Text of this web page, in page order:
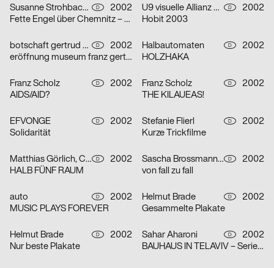
Susanne Strohbach, Ralf Wolfermann D
2002
Fette Engel über Chemnitz – Serie von vier Plakaten
U9 visuelle Allianz GmbH D
2002
Hobit 2003
botschaft gertrud nolte visuelle kommunikation und beratung D
2002
eröffnung museum franz gertsch
Halbautomaten D
2002
HOLZHAKA
Franz Scholz D
2002
AIDS/AID?
Franz Scholz D
2002
THE KILAUEAS!
EFVONGE D
2002
Solidarität
Stefanie Flierl D
2002
Kurze Trickfilme
Matthias Görlich, Charalampos Lazos D
2002
HALB FÜNF RAUM
Sascha Brossmann, Heike Grebin, Nina Lehmann D
2002
von fall zu fall
auto D
2002
MUSIC PLAYS FOREVER
Helmut Brade D
2002
Gesammelte Plakate
Helmut Brade D
2002
Nur beste Plakate
Sahar Aharoni D
2002
BAUHAUS IN TELAVIV – Serie von drei Plakaten